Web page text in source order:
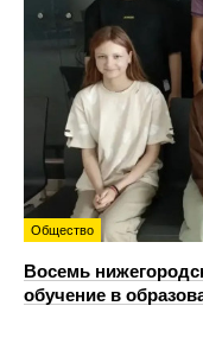
Общество
Восемь
обучение в